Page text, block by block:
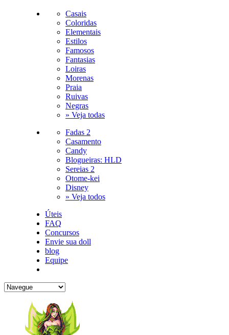
Casais
Coloridas
Elementais
Estilos
Famosos
Fantasias
Loiras
Morenas
Praia
Ruivas
Negras
» Veja todas
Fadas 2
Casamento
Candy
Blogueiras: HLD
Sereias 2
Otome-kei
Disney
» Veja todos
Úteis
FAQ
Concursos
Envie sua doll
blog
Equipe